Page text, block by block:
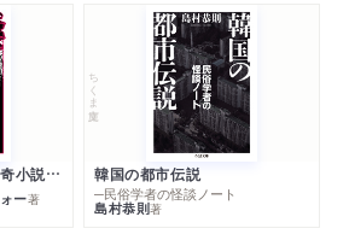
世界幻想文学大全 怪奇小説精華
ー著
ちくま文庫
韓国の都市伝説
─民俗学者の怪談ノート
島村恭則著